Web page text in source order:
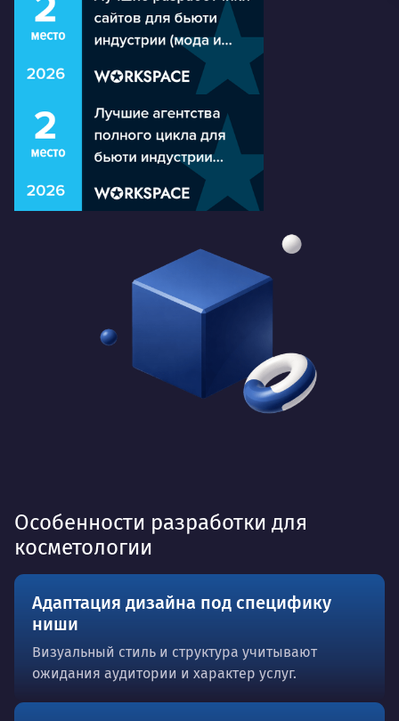
Особенности разработки для
косметологии
Адаптация дизайна под специфику
ниши
Визуальный стиль и структура учитывают
ожидания аудитории и характер услуг.